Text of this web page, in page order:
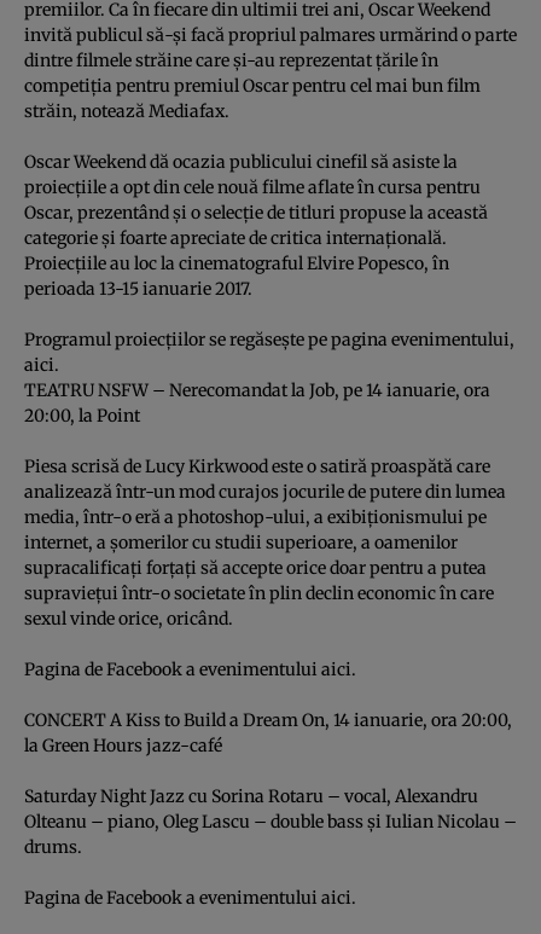
premiilor. Ca în fiecare din ultimii trei ani, Oscar Weekend
invită publicul să-şi facă propriul palmares urmărind o parte
dintre filmele străine care şi-au reprezentat ţările în
competiţia pentru premiul Oscar pentru cel mai bun film
străin, noteazăMediafax.
Oscar Weekend dă ocazia publicului cinefil să asiste la
proiecţiile a opt din cele nouă filme aflate în cursa pentru
Oscar, prezentând şi o selecţie de titluri propuse la această
categorie şi foarte apreciate de critica internaţională.
Proiecţiile au loc la cinematograful Elvire Popesco, în
perioada 13-15 ianuarie 2017.
Programul proiecţiilor se regăseşte pe pagina evenimentului,
aici.
TEATRU NSFW – Nerecomandat la Job, pe 14 ianuarie, ora
20:00, la Point
Piesa scrisă de Lucy Kirkwood este o satiră proaspătă care
analizează într-un mod curajos jocurile de putere din lumea
media, într-o eră a photoshop-ului, a exibiţionismului pe
internet, a şomerilor cu studii superioare, a oamenilor
supracalificaţi forţaţi să accepte orice doar pentru a putea
supravieţui într-o societate în plin declin economic în care
sexul vinde orice, oricând.
Pagina de Facebook a evenimentului aici.
CONCERT A Kiss to Build a Dream On, 14 ianuarie, ora 20:00,
la Green Hours jazz-café
Saturday Night Jazz cu Sorina Rotaru – vocal, Alexandru
Olteanu – piano, Oleg Lascu – double bass şi Iulian Nicolau –
drums.
Pagina de Facebook a evenimentului aici.